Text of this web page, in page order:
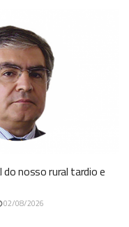
do nosso rural tardio e
02/08/2026